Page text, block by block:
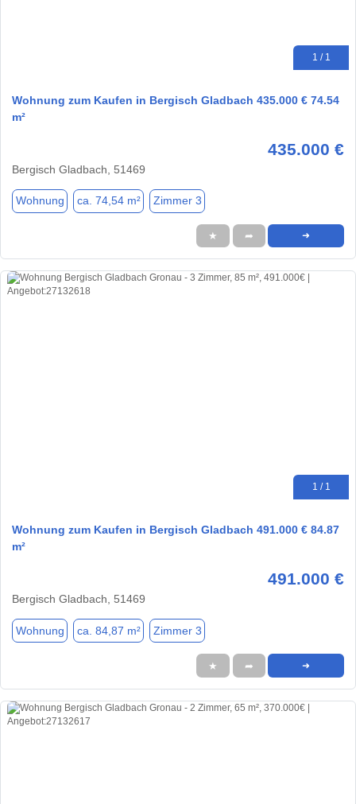
1 / 1
Wohnung zum Kaufen in Bergisch Gladbach 435.000 € 74.54
m²
435.000 €
Bergisch Gladbach, 51469
Wohnung ca. 74,54 m² Zimmer 3
★ ➦ ➜
1 / 1
Wohnung zum Kaufen in Bergisch Gladbach 491.000 € 84.87
m²
491.000 €
Bergisch Gladbach, 51469
Wohnung ca. 84,87 m² Zimmer 3
★ ➦ ➜